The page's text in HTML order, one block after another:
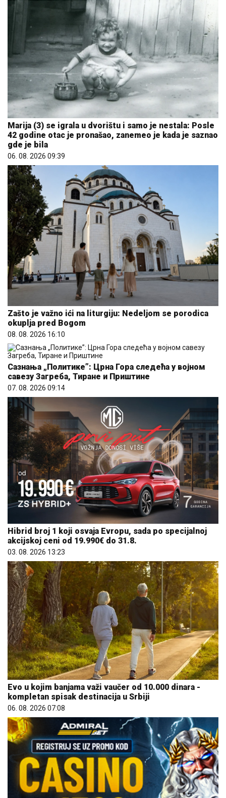
Marija (3) se igrala u dvorištu i samo je nestala: Posle
42 godine otac je pronašao, zanemeo je kada je saznao
gde je bila
06. 08. 2026 09:39
Zašto je važno ići na liturgiju: Nedeljom se porodica
okuplja pred Bogom
08. 08. 2026 16:10
Сазнања „Политике”: Црна Гора следећа у војном
савезу Загреба, Тиране и Приштине
07. 08. 2026 09:14
Hibrid broj 1 koji osvaja Evropu, sada po specijalnoj
akcijskoj ceni od 19.990€ do 31.8.
03. 08. 2026 13:23
Evo u kojim banjama važi vaučer od 10.000 dinara -
kompletan spisak destinacija u Srbiji
06. 08. 2026 07:08